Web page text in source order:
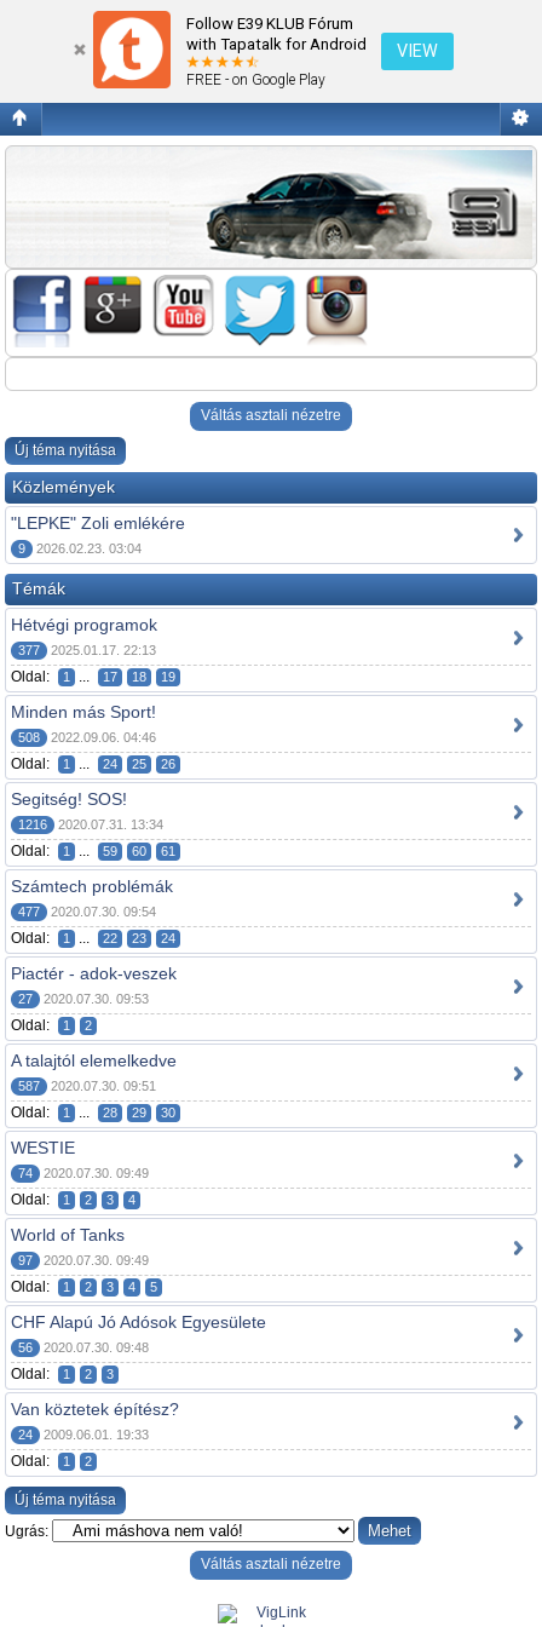
Follow E39 KLUB Fórum
with Tapatalk for Android
FREE - on Google Play
VIEW
Ami máshova nem való!
Váltás asztali nézetre
Új téma nyitása
Közlemények
"LEPKE" Zoli emlékére
9 2026.02.23. 03:04
Témák
Hétvégi programok
377 2025.01.17. 22:13
Oldal: 1 ... 17 18 19
Minden más Sport!
508 2022.09.06. 04:46
Oldal: 1 ... 24 25 26
Segitség! SOS!
1216 2020.07.31. 13:34
Oldal: 1 ... 59 60 61
Számtech problémák
477 2020.07.30. 09:54
Oldal: 1 ... 22 23 24
Piactér - adok-veszek
27 2020.07.30. 09:53
Oldal: 1 2
A talajtól elemelkedve
587 2020.07.30. 09:51
Oldal: 1 ... 28 29 30
WESTIE
74 2020.07.30. 09:49
Oldal: 1 2 3 4
World of Tanks
97 2020.07.30. 09:49
Oldal: 1 2 3 4 5
CHF Alapú Jó Adósok Egyesülete
56 2020.07.30. 09:48
Oldal: 1 2 3
Van köztetek építész?
24 2009.06.01. 19:33
Oldal: 1 2
Új téma nyitása
Ugrás:
Váltás asztali nézetre